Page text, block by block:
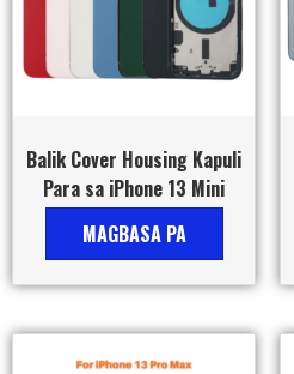
Balik Cover Housing Kapuli
Para sa iPhone 13 Mini
MAGBASA PA